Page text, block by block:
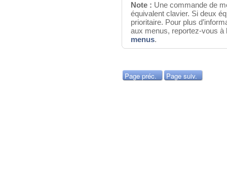
Note : Une commande de
équivalent clavier. Si deux
prioritaire. Pour plus
aux menus, reportez-vous
menus.
Page préc. Page suiv.